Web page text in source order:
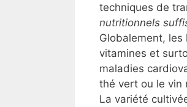
techniques de
nutritionnels
Globalement,
vitamines et
maladies
thé vert ou le vin
La variété